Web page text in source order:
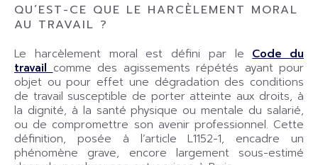
QU’EST-CE QUE LE HARCÈLEMENT MORAL
AU TRAVAIL ?
Le harcèlement moral est défini par le Code du
travail comme des agissements répétés ayant pour
objet ou pour effet une dégradation des conditions
de travail susceptible de porter atteinte aux droits, à
la dignité, à la santé physique ou mentale du salarié,
ou de compromettre son avenir professionnel. Cette
définition, posée à l’article L1152-1, encadre un
phénomène grave, encore largement sous-estimé